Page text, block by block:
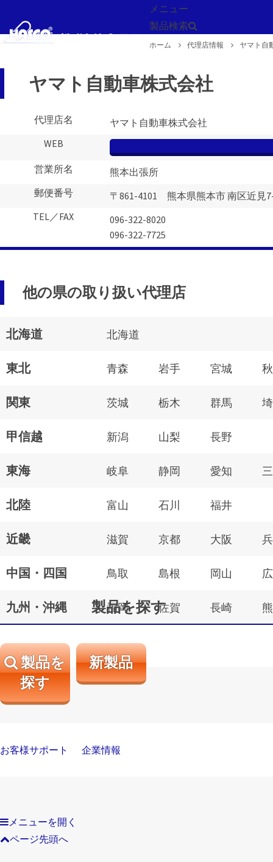
メニュー
製品検索
ホーム 代理店情報 ヤマト自
ヤマト自動車株式会社
代理店名
ヤマト自動車株式会社
WEB
営業所名
熊本出張所
郵便番号
〒861-4101 熊本県熊本市 南区近見
TEL／FAX
096-322-8020
096-322-7725
他の県の取り扱い代理店
北海道 北海道
東北 青森 岩手 宮城
関東 茨城 栃木 群馬
甲信越 新潟 山梨 長野
東海 岐阜 静岡 愛知
北陸 富山 石川 福井
近畿 滋賀 京都 大阪
中国・四国 鳥取 島根 岡山
九州・沖縄 福岡 佐賀 長崎
製品を探す
製品を
探す
新製品
お客様サポート 企業情報
メニューを開く
ページ先頭へ